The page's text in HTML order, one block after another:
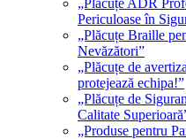
„Plăcuțe ADR
Periculoase în
„Plăcuțe Braille
Nevăzători”
„Plăcuțe de
protejează echipa!”
„Plăcuțe de
Calitate
„Produse pentru